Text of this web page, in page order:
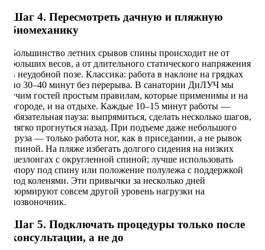
Шаг 4. Пересмотреть дачную и пляжную
биомеханику
Большинство летних срывов спины происходит не от
больших весов, а от длительного статического напряжения
в неудобной позе. Классика: работа в наклоне на грядках
по 30–40 минут без перерыва. В санатории ДиЛУЧ мы
учим гостей простым правилам, которые применимы и на
огороде, и на отдыхе. Каждые 10–15 минут работы —
обязательная пауза: выпрямиться, сделать несколько шагов,
мягко прогнуться назад. При подъеме даже небольшого
груза — только работа ног, как в приседании, а не рывок
спиной. На пляже избегать долгого сидения на низких
шезлонгах с округленной спиной; лучше использовать
опору под спину или положение полулежа с поддержкой
под коленями. Эти привычки за несколько дней
формируют совсем другой уровень нагрузки на
позвоночник.
Шаг 5. Подключать процедуры только после
консультации, а не до